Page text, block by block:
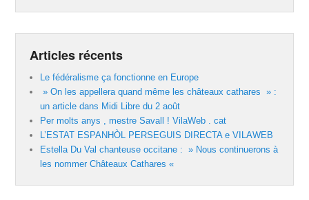
Articles récents
Le fédéralisme ça fonctionne en Europe
» On les appellera quand même les châteaux cathares » :
un article dans Midi Libre du 2 août
Per molts anys , mestre Savall ! VilaWeb . cat
L’ESTAT ESPANHÒL PERSEGUIS DIRECTA e VILAWEB
Estella Du Val chanteuse occitane : » Nous continuerons à
les nommer Châteaux Cathares «